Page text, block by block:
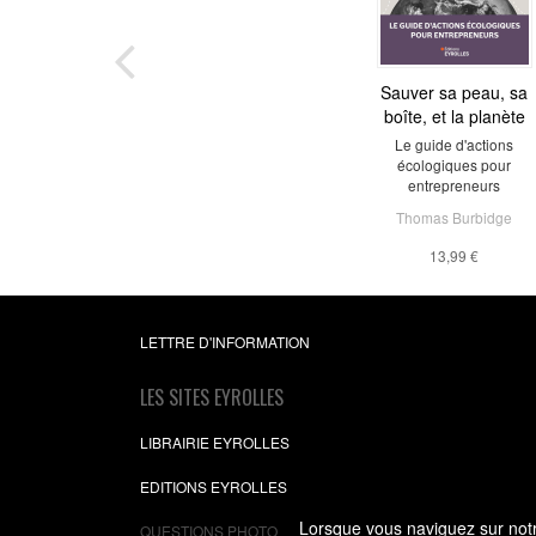
Lorsque vous naviguez sur
Sauver sa peau, sa
boîte, et la planète
Le guide d'actions
écologiques pour
entrepreneurs
Thomas Burbidge
13,99 €
LETTRE D'INFORMATION
LES SITES EYROLLES
LIBRAIRIE EYROLLES
EDITIONS EYROLLES
QUESTIONS PHOTO